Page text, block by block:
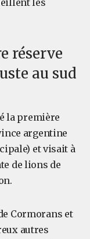
les
réserve
au sud
la première
argentine
et visait à
de lions de
Cormorans et
autres